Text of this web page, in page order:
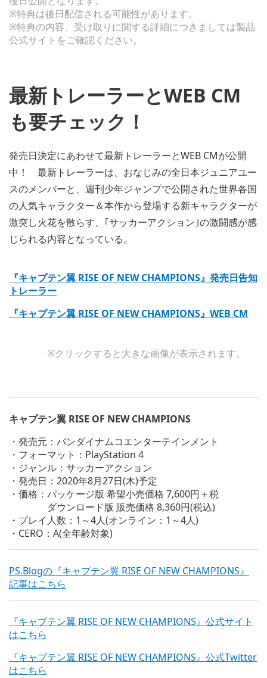
※特典は後日配信される可能性があります。
※特典の内容、受け取りに関する詳細につきましては製品
公式サイトをご確認ください。
最新トレーラーとWEB CM
も要チェック！
発売日決定にあわせて最新トレーラーとWEB CMが公開
中！ 最新トレーラーは、おなじみの全日本ジュニアユー
スのメンバーと、週刊少年ジャンプで公開された世界各国
の人気キャラクター＆本作から登場する新キャラクターが
激突し火花を散らす、｢サッカーアクション｣の激闘感が感
じられる内容となっている。
『キャプテン翼 RISE OF NEW CHAMPIONS』発売日告知
トレーラー
『キャプテン翼 RISE OF NEW CHAMPIONS』WEB CM
※クリックすると大きな画像が表示されます。
キャプテン翼 RISE OF NEW CHAMPIONS
・発売元：バンダイナムコエンターテインメント
・フォーマット：PlayStation 4
・ジャンル：サッカーアクション
・発売日：2020年8月27日(木)予定
・価格：パッケージ版 希望小売価格 7,600円＋税
ダウンロード版 販売価格 8,360円(税込)
・プレイ人数：1～4人(オンライン：1～4人)
・CERO：A(全年齢対象)
PS.Blogの『キャプテン翼 RISE OF NEW CHAMPIONS』
記事はこちら
『キャプテン翼 RISE OF NEW CHAMPIONS』公式サイト
はこちら
『キャプテン翼 RISE OF NEW CHAMPIONS』公式Twitter
はこちら